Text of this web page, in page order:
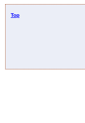
Top